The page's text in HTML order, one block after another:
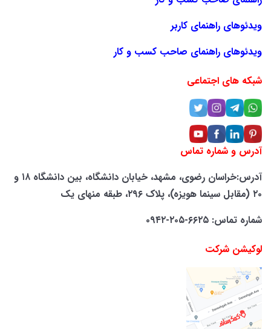
ویدئوهای راهنمای کاربر
ویدئوهای راهنمای صاحب کسب و کار
شبکه های اجتماعی
آدرس و شماره تماس
آدرس:خراسان رضوی، مشهد، خیابان دانشگاه، بین دانشگاه ۱۸ و
۲۰ (مقابل سینما هویزه)، پلاک ۲۹۶، طبقه منهای یک
شماره تماس: ۶۶۲۵-۲۰۵-۰۹۴۲
لوکیشن شرکت